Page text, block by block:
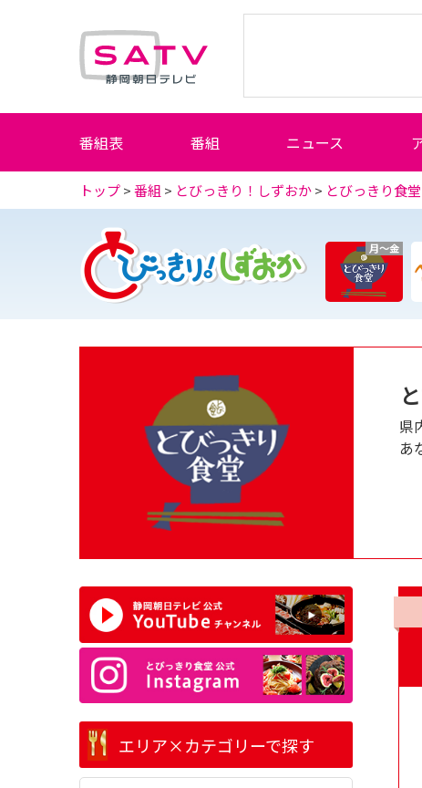
番組表 番組 ニュース
トップ>番組 > とびっきり！しずおか> とびっきり食堂
月～金
県
あ
エリア×カテゴリーで探す